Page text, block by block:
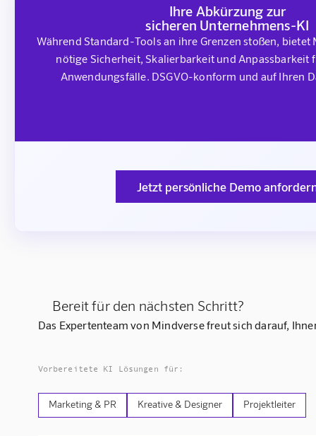
Ihre Abkürzung zur
sicheren Unternehmens-KI
Während Standard-Tools an ihre Grenzen stoßen,
nötige Sicherheit, Skalierbarkeit und Anpassbarkeit
Anwendungsfälle. DSGVO-konform und auf Ihren
Jetzt persönliche Demo
Bereit für den nächsten Schritt?
Das Expertenteam von Mindverse freut sich darauf,
Vorbereitete KI Lösungen für:
Marketing & PR Kreative & Designer Projektleiter